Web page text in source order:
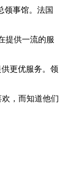
领事馆。法国
提供一流的服
更优服务。领
，而知道他们